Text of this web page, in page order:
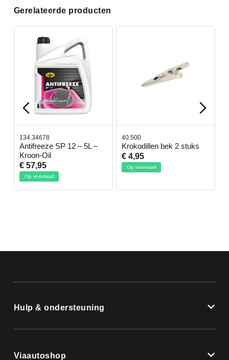
Gerelateerde producten
134.34678
Antifreeze SP 12 – 5L –
Kroon-Oil
€ 57,95
Op voorraad
40.500
Krokodillen bek 2 stuks
€ 4,95
Op voorraad
Hulp & ondersteuning
Viaautoshop